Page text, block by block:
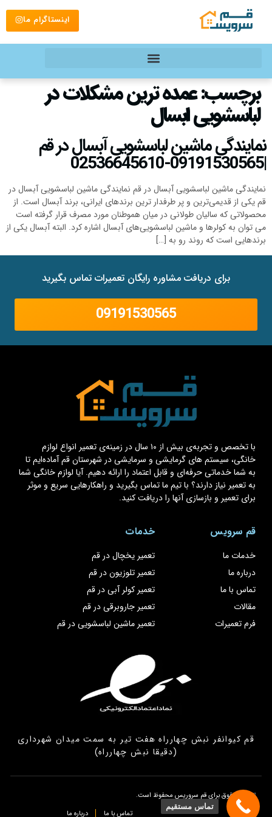
اینستاگرام ما
برچسب:عمده ترین مشکلات در
لباسشویی ابسال
نمایندگی ماشین لباسشویی آبسال در قم
|09191530565-02536645610
نمایندگی ماشین لباسشویی آبسال در قم نمایندگی ماشین لباسشویی آبسال در
قم یکی از قدیمی‌ترین و پر طرفدار ترین برندهای ایرانی، برند آبسال است. از
محصولاتی که سالیان طولانی در میان هموطنان مورد مصرف قرار گرفته است
می توان به کولرها و ماشین لباسشویی‌های آبسال اشاره کرد. البته آبسال یکی از
برندهایی است که روند رو به […]
برای دریافت مشاوره رایگان تعمیرات تماس بگیرید
09191530565
با تخصص و تجربه‌ی بیش از ۱۰ سال در زمینه‌ی تعمیر انواع لوازم
خانگی، سیستم های گرمایشی و سرمایشی در شهرستان قم آماده‌ایم تا
به شما خدماتی حرفه‌ای و قابل اعتماد را ارائه دهیم. آیا لوازم خانگی شما
به تعمیر نیاز دارند؟ با تیم ما تماس بگیرید و راهکارهایی سریع و موثر
برای تعمیر و بازسازی آنها را دریافت کنید.
قم سرویس
خدمات ما
درباره ما
تماس با ما
مقالات
فرم تعمیرات
خدمات
تعمیر یخچال در قم
تعمیر تلوزیون در قم
تعمیر کولر آبی در قم
تعمیر جاروبرقی در قم
تعمیر ماشین لباسشویی در قم
قم کیوانفر نبش چهارراه هفت تیر به سمت میدان شهرداری
(دقیقا نبش چهارراه)
تمامی حقوق برای قم سروریس محفوظ است.
تماس با ما
درباره ما
تماس مستقیم